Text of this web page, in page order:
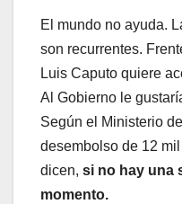
El mundo no ayuda.
son recurrentes.
Luis Caputo quiere
Al Gobierno le
Según el Ministerio
desembolso de 12
dicen, si no hay una
momento.